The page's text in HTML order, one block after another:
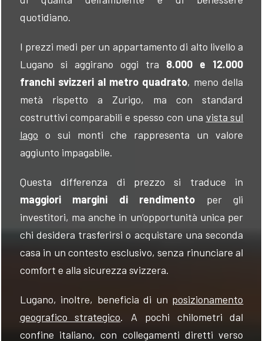
quotidiano.
I prezzi medi per un appartamento di alto livello a
Lugano si aggirano oggi tra 8.000 e 12.000
franchi svizzeri al metro quadrato, meno della
metà rispetto a Zurigo, ma con standard
costruttivi comparabili e spesso con una vista sul
lago o sui monti che rappresenta un valore
aggiunto impagabile.
Questa differenza di prezzo si traduce in
maggiori margini di rendimento per gli
investitori, ma anche in un’opportunità unica per
chi desidera trasferirsi o acquistare una seconda
casa in un contesto esclusivo, senza rinunciare al
comfort e alla sicurezza svizzera.
Lugano, inoltre, beneficia di un posizionamento
geografico strategico. A pochi chilometri dal
confine italiano, con collegamenti diretti verso